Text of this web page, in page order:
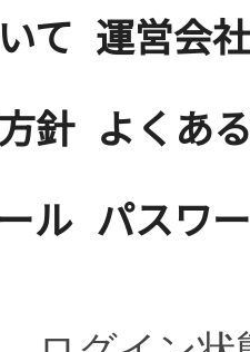
て 運営会社
針 よくあ
ル パスワ